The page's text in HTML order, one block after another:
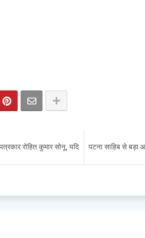
पटना साहिब से बड़ा
रोहित कुमार सोनू, यदि